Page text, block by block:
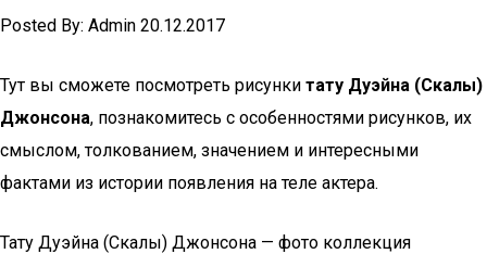
Posted By: Admin 20.12.2017
Тут вы сможете посмотреть рисунки тату Дуэйна (Скалы)
Джонсона, познакомитесь с особенностями рисунков, их
смыслом, толкованием, значением и интересными
фактами из истории появления на теле актера.
Тату Дуэйна (Скалы) Джонсона — фото коллекция